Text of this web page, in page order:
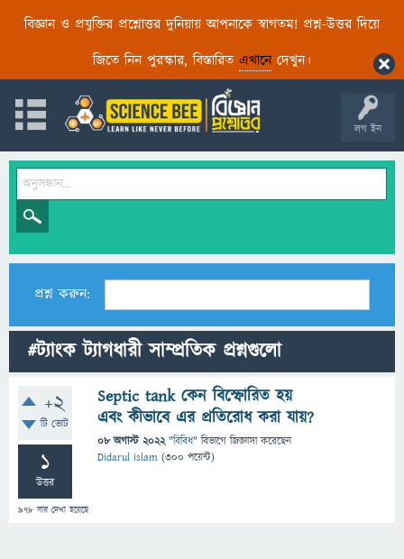
বিজ্ঞান ও প্রযুক্তির প্রশ্নোত্তর দুনিয়ায় আপনাকে স্বাগতম! প্রশ্ন-উত্তর দিয়ে
জিতে নিন পুরস্কার, বিস্তারিত এখানেদেখুন।
লগ ইন
প্রশ্ন করুন:
#ট্যাংক ট্যাগধারী সাম্প্রতিক প্রশ্নগুলো
+2
টি ভোট
1
উত্তর
978 বার দেখা হয়েছে
Septic tank কেন বিস্ফোরিত হয়
এবং কীভাবে এর প্রতিরোধ করা যায়?
08 অগাস্ট 2022 "বিবিধ" বিভাগে জিজ্ঞাসাকরেছেন
Didarul islam (300 পয়েন্ট)